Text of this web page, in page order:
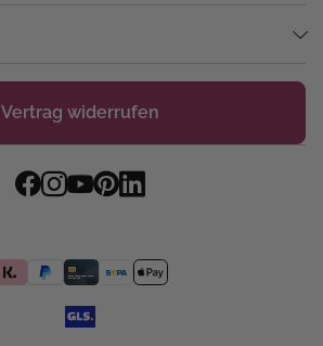
Vertrag widerrufen